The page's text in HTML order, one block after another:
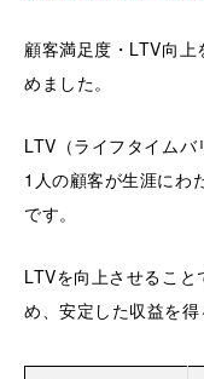
顧客満足度・LTV向
めました。
LTV（ライフタイムバ
1人の顧客が生涯にわ
です。
LTVを向上させるこ
め、安定した収益を得